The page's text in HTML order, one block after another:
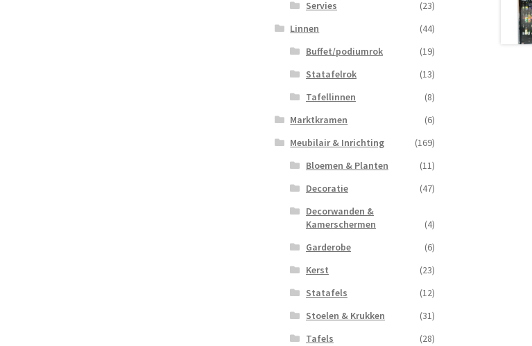
Servies
(23)
Linnen
(44)
Buffet/podiumrok
(19)
Statafelrok
(13)
Tafellinnen
(8)
Marktkramen
(6)
Meubilair & Inrichting
(169)
Bloemen & Planten
(11)
Decoratie
(47)
Decorwanden &
Kamerschermen
(4)
Garderobe
(6)
Kerst
(23)
Statafels
(12)
Stoelen & Krukken
(31)
Tafels
(28)